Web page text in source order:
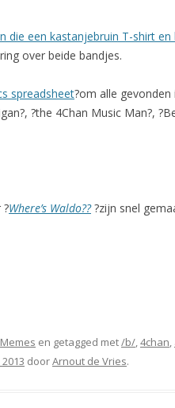
die een kastanjebruin T-shirt en
over beide bandjes.
spreadsheet?om alle
?the 4Chan Music Man?,
Where’s Waldo???zijn snel
Memes en getagged met/b/,4chan,
doorArnout de Vries.